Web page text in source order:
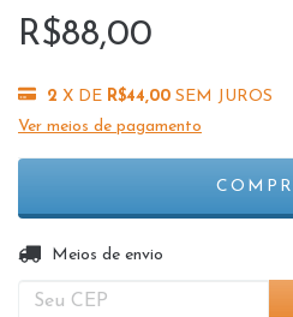
R$88,00
2 X DE R$44,00 SEM JUROS
Ver meios de pagamento
Entregas para o CEP:
Meios de envio